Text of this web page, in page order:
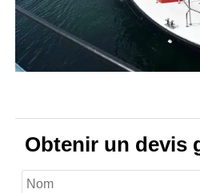
Obtenir un devis